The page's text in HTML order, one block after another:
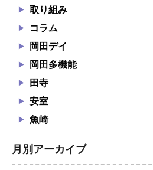
取り組み
コラム
岡田デイ
岡田多機能
田寺
安室
魚崎
月別アーカイブ